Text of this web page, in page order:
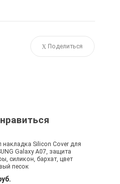
Поделиться
накладка Silicon Cover для
Galaxy A07, защита
силикон, бархат, цвет
песок